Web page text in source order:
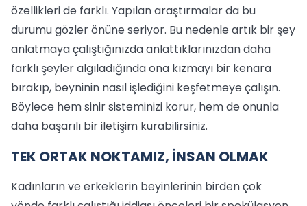
özellikleri de farklı. Yapılan araştırmalar da bu
durumu gözler önüne seriyor. Bu nedenle artık bir şey
anlatmaya çalıştığınızda anlattıklarınızdan daha
farklı şeyler algıladığında ona kızmayı bir kenara
bırakıp, beyninin nasıl işlediğini keşfetmeye çalışın.
Böylece hem sinir sisteminizi korur, hem de onunla
daha başarılı bir iletişim kurabilirsiniz.
TEK ORTAK NOKTAMIZ, İNSAN OLMAK
Kadınların ve erkeklerin beyinlerinin birden çok